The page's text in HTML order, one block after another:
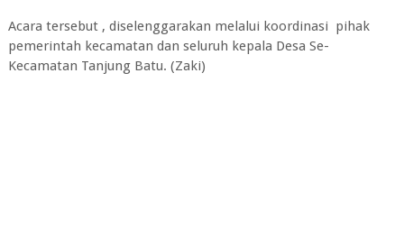
Acara tersebut , diselenggarakan melalui koordinasi pihak
pemerintah kecamatan dan seluruh kepala Desa Se-
Kecamatan Tanjung Batu. (Zaki)